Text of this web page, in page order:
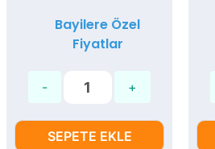
Bayilere Özel
Fiyatlar
SEPETE EKLE